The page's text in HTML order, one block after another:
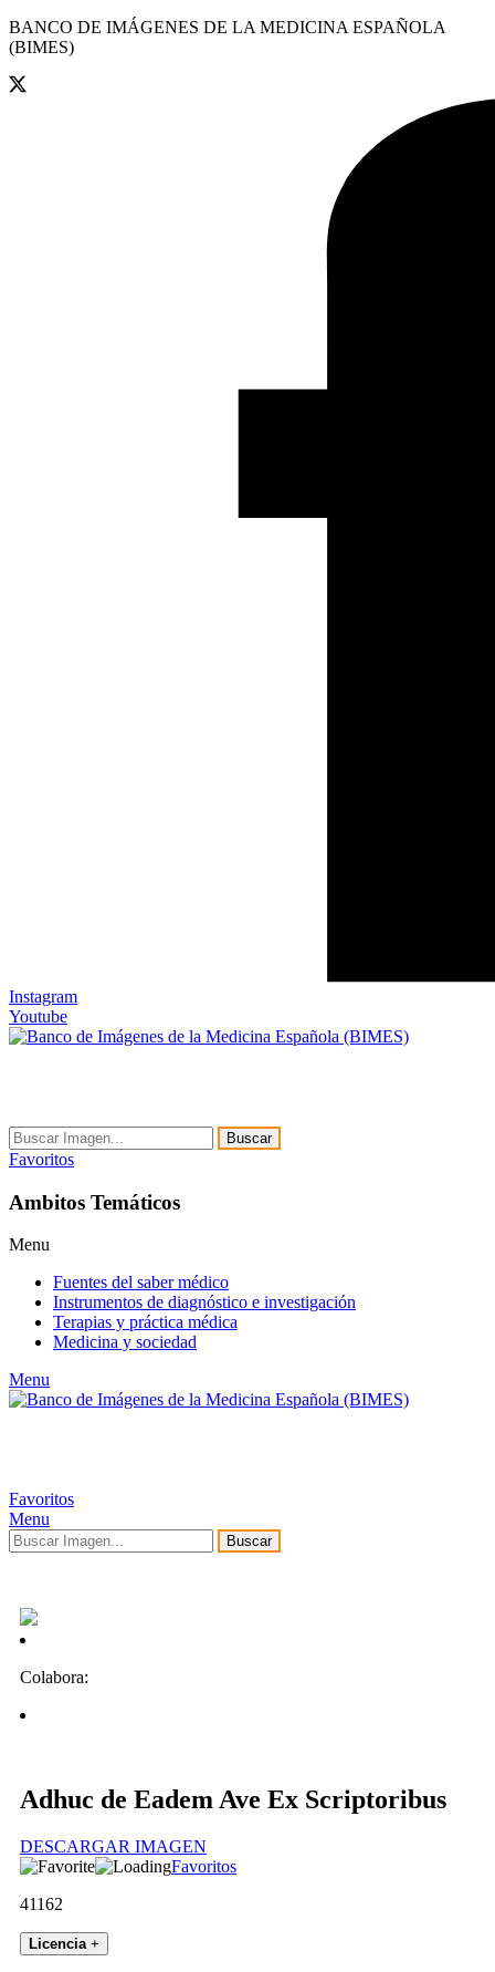
BANCO DE IMÁGENES DE LA MEDICINA ESPAÑOLA
(BIMES)
Instagram
Youtube
Buscar
Favoritos
Ambitos Temáticos
Menu
Fuentes del saber médico
Instrumentos de diagnóstico e investigación
Terapias y práctica médica
Medicina y sociedad
Menu
Favoritos
Menu
Buscar
Colabora:
Adhuc de Eadem Ave Ex Scriptoribus
DESCARGAR IMAGEN
Favoritos
41162
Licencia +